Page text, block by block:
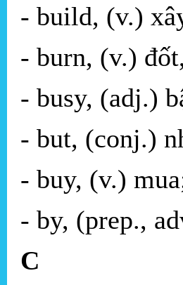
- build, (v.)
- burn, (v.)
- busy, (adj.)
- but, (conj.)
- buy, (v.)
- by, (prep.,
C